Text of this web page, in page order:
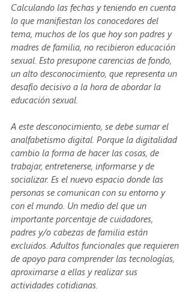
Calculando las fechas y teniendo en cuenta
lo que manifiestan los conocedores del
tema, muchos de los que hoy son padres y
madres de familia, no recibieron educación
sexual. Esto presupone carencias de fondo,
un alto desconocimiento, que representa un
desafío decisivo a la hora de abordar la
educación sexual.
A este desconocimiento, se debe sumar el
analfabetismo digital. Porque la digitalidad
cambio la forma de hacer las cosas, de
trabajar, entretenerse, informarse y de
socializar. Es el nuevo espacio donde las
personas se comunican con su entorno y
con el mundo. Un medio del que un
importante porcentaje de cuidadores,
padres y/o cabezas de familia están
excluidos. Adultos funcionales que requieren
de apoyo para comprender las tecnologías,
aproximarse a ellas y realizar sus
actividades cotidianas.